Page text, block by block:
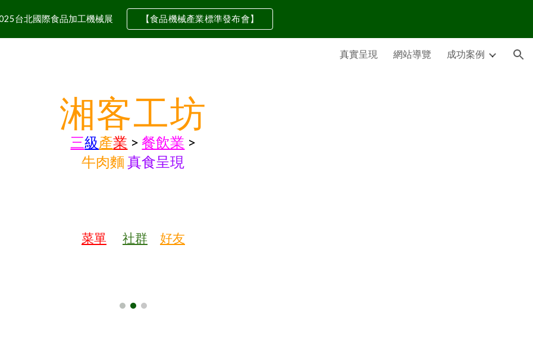
to main content Skip to navigation
台北國際食品加工機械展 【食品機械產業標準發布會】
真實呈現 網站導覽 成功案例
湘客工坊
三級產業 >餐飲業 >
牛肉麵真食呈現
菜單 社群 好友